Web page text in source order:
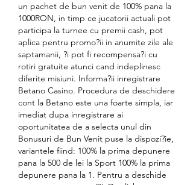
un pachet de bun venit de 100% pana la
1000RON, in timp ce jucatorii actuali pot
participa la turnee cu premii cash, pot
aplica pentru promo?ii in anumite zile ale
saptamanii, ?i pot fi recompensa?i cu
rotiri gratuite atunci cand indeplinesc
diferite misiuni. Informa?ii inregistrare
Betano Casino. Procedura de deschidere
cont la Betano este una foarte simpla, iar
imediat dupa inregistrare ai
oportunitatea de a selecta unul din
Bonusuri de Bun Venit puse la dispozi?ie,
variantele fiind: 100% la prima depunere
pana la 500 de lei la Sport 100% la prima
depunere pana la 1. Pentru a deschide